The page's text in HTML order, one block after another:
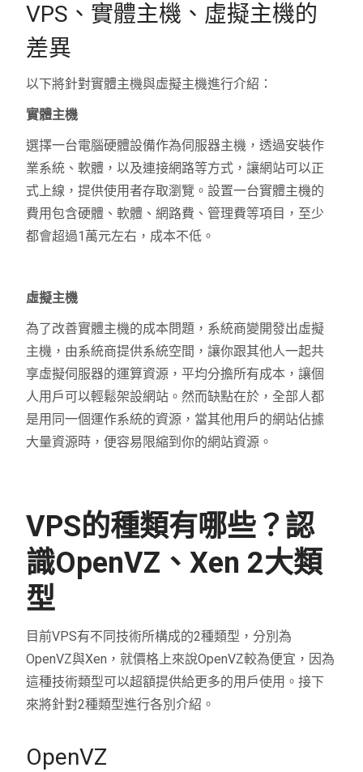
VPS、實體主機、虛擬主機的
差異
以下將針對實體主機與虛擬主機進行介紹：
實體主機
選擇一台電腦硬體設備作為伺服器主機，透過安裝作
業系統、軟體，以及連接網路等方式，讓網站可以正
式上線，提供使用者存取瀏覽。設置一台實體主機的
費用包含硬體、軟體、網路費、管理費等項目，至少
都會超過1萬元左右，成本不低。
虛擬主機
為了改善實體主機的成本問題，系統商變開發出虛擬
主機，由系統商提供系統空間，讓你跟其他人一起共
享虛擬伺服器的運算資源，平均分擔所有成本，讓個
人用戶可以輕鬆架設網站。然而缺點在於，全部人都
是用同一個運作系統的資源，當其他用戶的網站佔據
大量資源時，便容易限縮到你的網站資源。
VPS的種類有哪些？認
識OpenVZ、Xen 2大類
型
目前VPS有不同技術所構成的2種類型，分別為
OpenVZ與Xen，就價格上來說OpenVZ較為便宜，因為
這種技術類型可以超額提供給更多的用戶使用。接下
來將針對2種類型進行各別介紹。
OpenVZ